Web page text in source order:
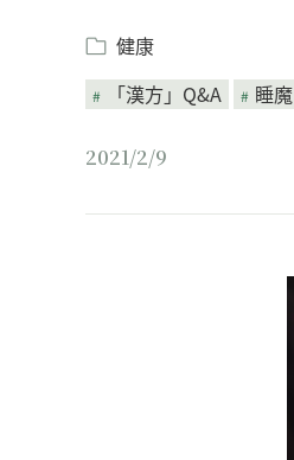
健康
「漢方」Q&A
睡魔
2021/2/9